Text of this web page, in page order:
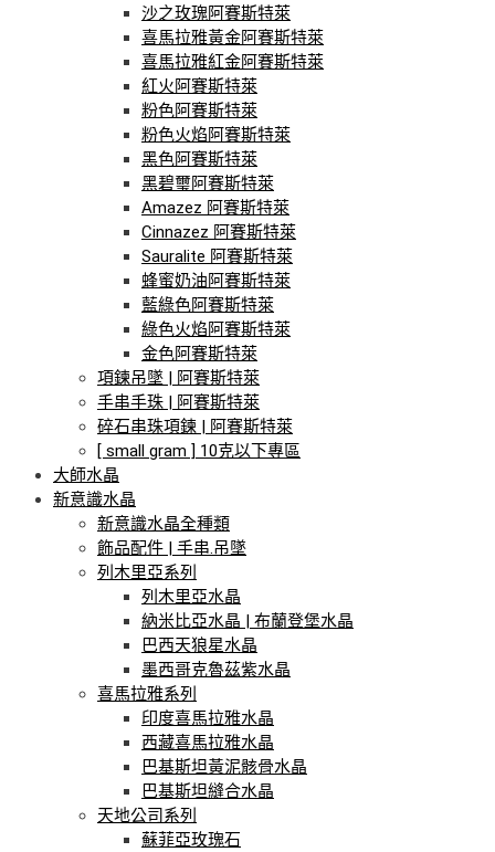
沙之玫瑰阿賽斯特萊
喜馬拉雅黃金阿賽斯特萊
喜馬拉雅紅金阿賽斯特萊
紅火阿賽斯特萊
粉色阿賽斯特萊
粉色火焰阿賽斯特萊
黑色阿賽斯特萊
黑碧璽阿賽斯特萊
Amazez 阿賽斯特萊
Cinnazez 阿賽斯特萊
Sauralite 阿賽斯特萊
蜂蜜奶油阿賽斯特萊
藍綠色阿賽斯特萊
綠色火焰阿賽斯特萊
金色阿賽斯特萊
項鍊吊墜 | 阿賽斯特萊
手串手珠 | 阿賽斯特萊
碎石串珠項鍊 | 阿賽斯特萊
[ small gram ] 10克以下專區
大師水晶
新意識水晶
新意識水晶全種類
飾品配件 | 手串.吊墜
列木里亞系列
列木里亞水晶
納米比亞水晶 | 布蘭登堡水晶
巴西天狼星水晶
墨西哥克魯茲紫水晶
喜馬拉雅系列
印度喜馬拉雅水晶
西藏喜馬拉雅水晶
巴基斯坦黃泥骸骨水晶
巴基斯坦縫合水晶
天地公司系列
蘇菲亞玫瑰石